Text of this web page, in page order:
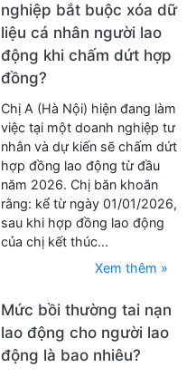
nghiệp bắt buộc xóa dữ
liệu cá nhân người lao
động khi chấm dứt hợp
đồng?
Chị A (Hà Nội) hiện đang làm
việc tại một doanh nghiệp tư
nhân và dự kiến sẽ chấm dứt
hợp đồng lao động từ đầu
năm 2026. Chị băn khoăn
rằng: kể từ ngày 01/01/2026,
sau khi hợp đồng lao động
của chị kết thúc...
Xem thêm »
Mức bồi thường tai nạn
lao động cho người lao
động là bao nhiêu?